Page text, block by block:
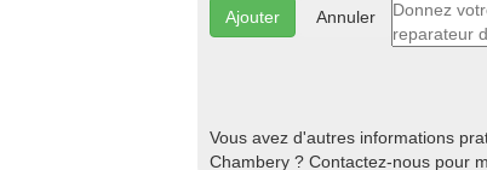
Annuler
Vous avez d'autres informations
Chambery ? Contactez-nous pour